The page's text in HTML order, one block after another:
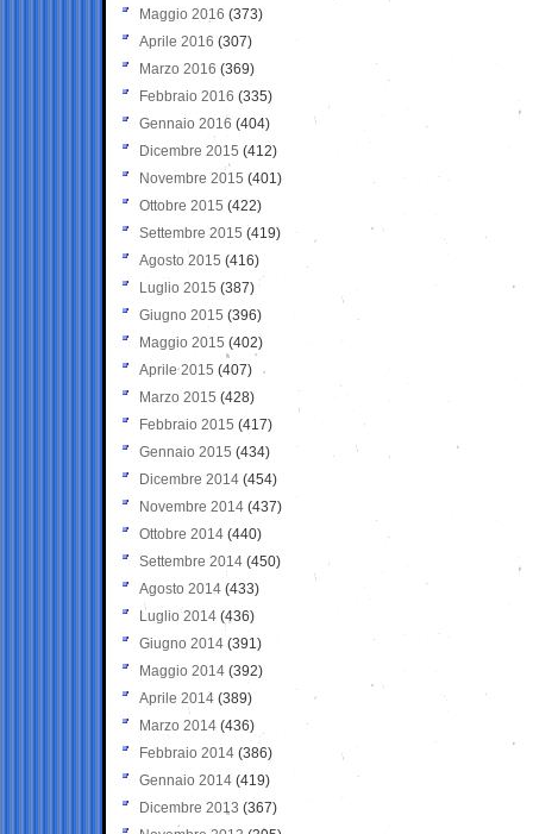
Maggio 2016 (373)
Aprile 2016 (307)
Marzo 2016 (369)
Febbraio 2016 (335)
Gennaio 2016 (404)
Dicembre 2015 (412)
Novembre 2015 (401)
Ottobre 2015 (422)
Settembre 2015 (419)
Agosto 2015 (416)
Luglio 2015 (387)
Giugno 2015 (396)
Maggio 2015 (402)
Aprile 2015 (407)
Marzo 2015 (428)
Febbraio 2015 (417)
Gennaio 2015 (434)
Dicembre 2014 (454)
Novembre 2014 (437)
Ottobre 2014 (440)
Settembre 2014 (450)
Agosto 2014 (433)
Luglio 2014 (436)
Giugno 2014 (391)
Maggio 2014 (392)
Aprile 2014 (389)
Marzo 2014 (436)
Febbraio 2014 (386)
Gennaio 2014 (419)
Dicembre 2013 (367)